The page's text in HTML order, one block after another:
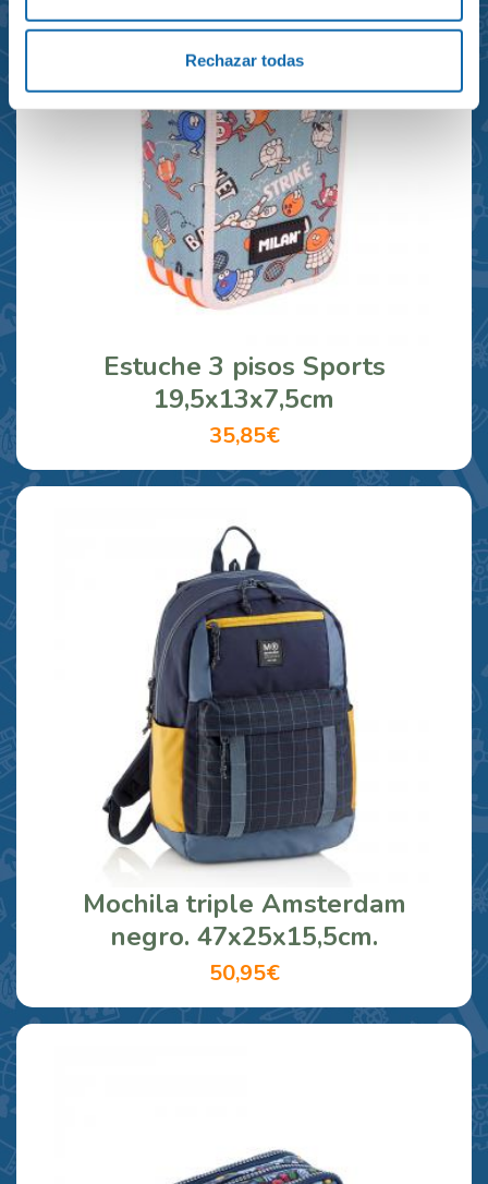
Rechazar todas
Estuche 3 pisos Sports
19,5x13x7,5cm
35,85€
Mochila triple Amsterdam
negro. 47x25x15,5cm.
50,95€